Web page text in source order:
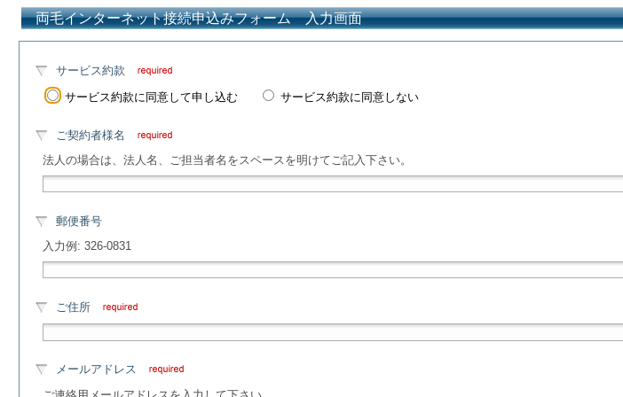
両毛インターネット接続申込みフォーム 入力画面
サービス約款
サービス約款に同意して申し込む サービス約款に同意しない
ご契約者様名
法人の場合は、法人名、ご担当者名をスペースを明けてご記入下さい。
郵便番号
入力例: 326-0831
ご住所
メールアドレス